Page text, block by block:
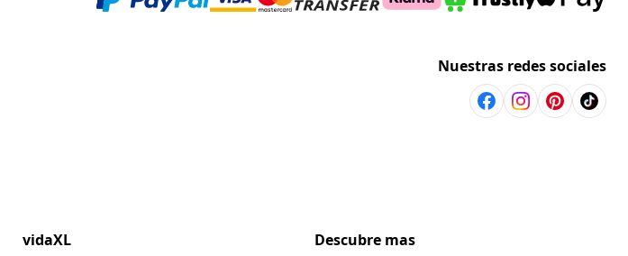
Nuestras redes sociales
vidaXL
Descubre mas